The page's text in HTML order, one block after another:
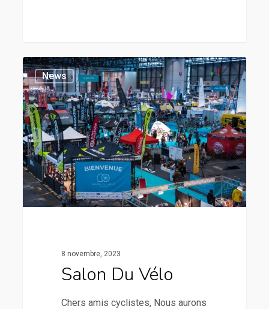
News
8 novembre, 2023
Salon Du Vélo
Chers amis cyclistes, Nous aurons